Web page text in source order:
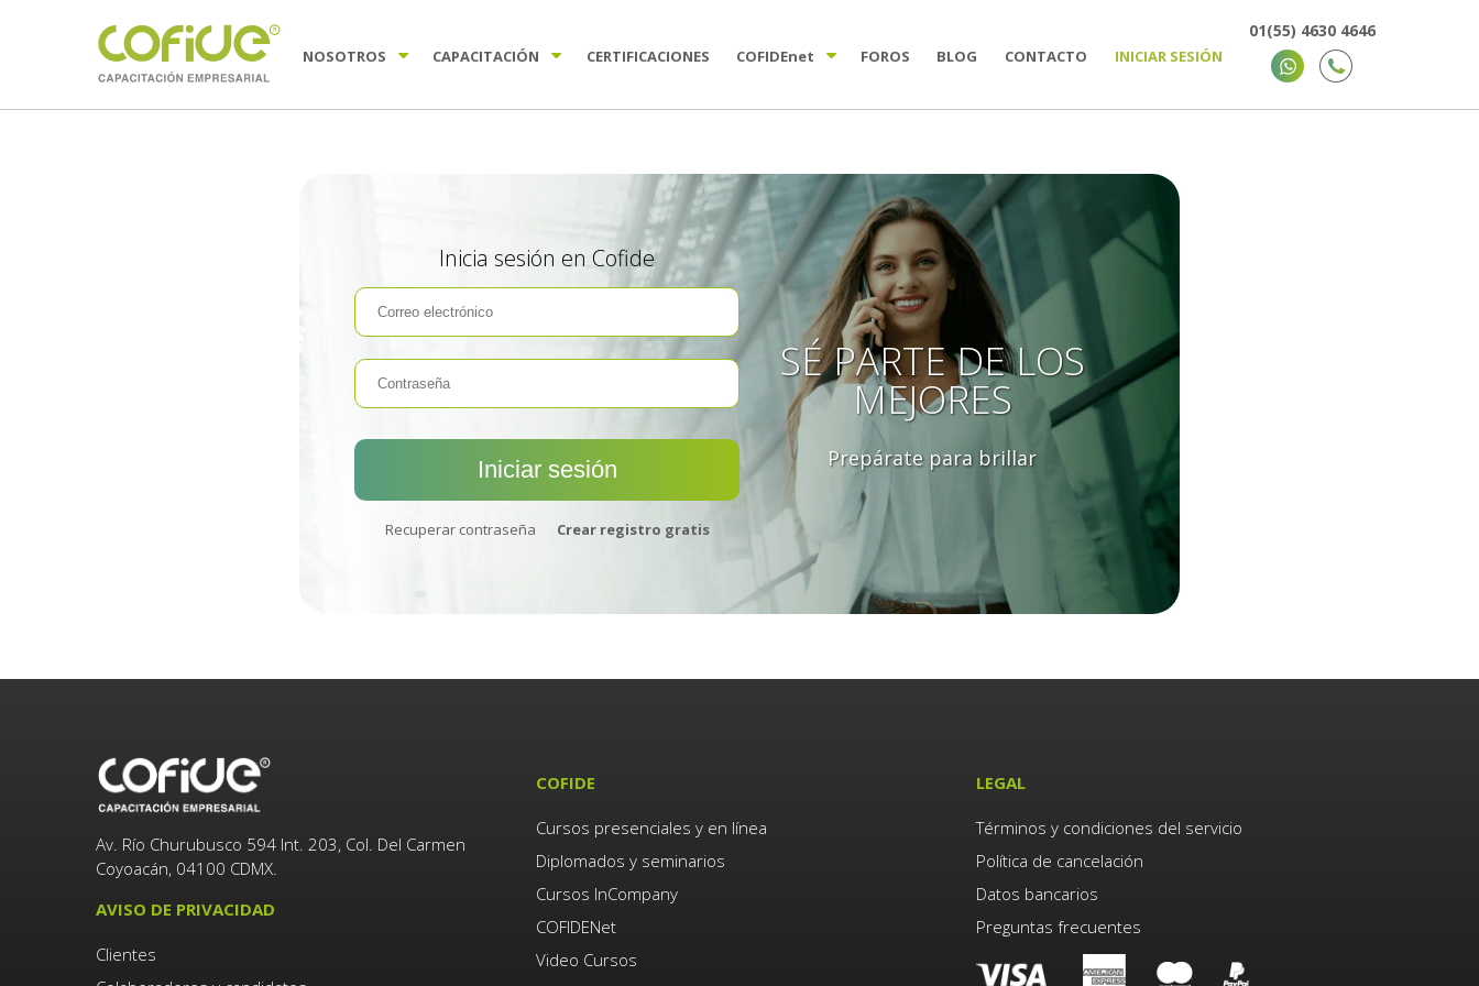
NOSOTROS CAPACITACIÓN CERTIFICACIONES COFIDEnet FOROS BLOG CONTACTO INICIAR SESIÓN
01(55) 4630 4646
Inicia sesión en Cofide
Recuperar contraseña Crear registro gratis
SÉ PARTE DE LOS
MEJORES
Prepárate para brillar
Av. Río Churubusco 594 Int. 203, Col. Del Carmen
Coyoacán, 04100 CDMX.
AVISO DE PRIVACIDAD
Clientes
COFIDE
Cursos presenciales y en línea
Diplomados y seminarios
Cursos InCompany
COFIDENet
Video Cursos
LEGAL
Términos y condiciones del servicio
Política de cancelación
Datos bancarios
Preguntas frecuentes